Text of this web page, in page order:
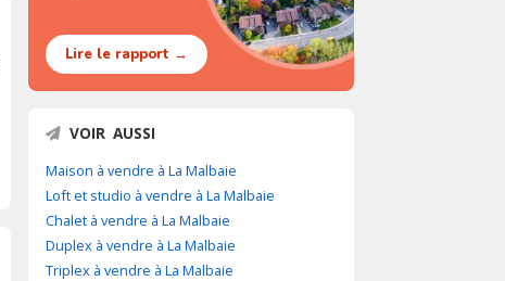
Lire le rapport →
VOIR AUSSI
Maison à vendre à La Malbaie
Loft et studio à vendre à La Malbaie
Chalet à vendre à La Malbaie
Duplex à vendre à La Malbaie
Triplex à vendre à La Malbaie